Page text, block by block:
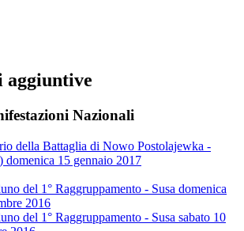
Nazionali
della Battaglia di Nowo Postolajewka -
15 gennaio 2017
del 1° Raggruppamento - Susa domenica
2016
del 1° Raggruppamento - Susa sabato 10